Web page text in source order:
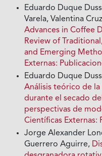
Eduardo Duque
Varela, Valentina
Advances in Coffee
Review of
and Emerging
Externas:
Eduardo Duque
Análisis teórico de
durante el secado
perspectivas de
Científicas Externas:
Jorge Alexander
Guerrero Aguirre,